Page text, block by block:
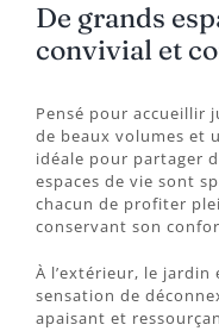
De grands
convivial et
Pensé pour accueillir
de beaux volumes et
idéale pour partager
espaces de vie sont
chacun de profiter
conservant son
À l’extérieur, le
sensation de
apaisant et